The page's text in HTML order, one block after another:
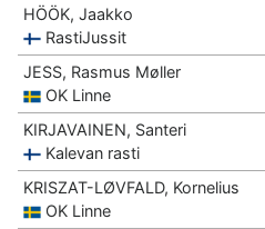
HÖÖK, Jaakko
RastiJussit
JESS, Rasmus Møller
OK Linne
KIRJAVAINEN, Santeri
Kalevan rasti
KRISZAT-LØVFALD, Kornelius
OK Linne